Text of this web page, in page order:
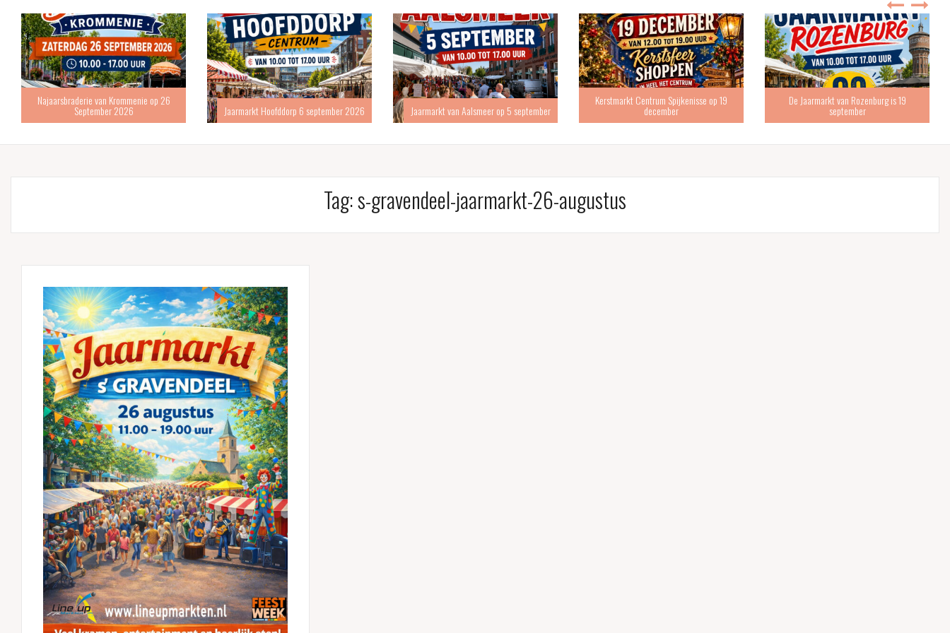
Najaarsbraderie van Krommenie op 26
September 2026 Jaarmarkt Hoofddorp 6 september 2026 Jaarmarkt van Aalsmeer op 5 september
Kerstmarkt Centrum Spijkenisse op 19
december
De Jaarmarkt van Rozenburg is 19
september
Tag:s-gravendeel-jaarmarkt-26-augustus